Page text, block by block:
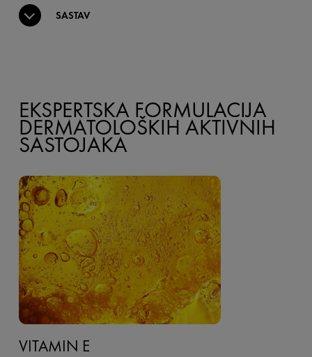
SASTAV
EKSPERTSKA FORMULACIJA
DERMATOLOŠKIH AKTIVNIH
SASTOJAKA
VITAMIN E